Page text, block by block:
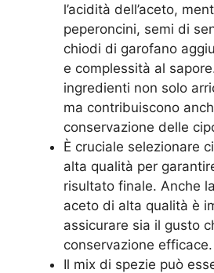
l’acidità dell’aceto,
peperoncini, semi di
chiodi di garofano
e complessità al
ingredienti non solo
ma contribuiscono
conservazione delle
È cruciale selezionare
alta qualità per
risultato finale. Anche
aceto di alta qualità è
assicurare sia il gusto
conservazione efficace.
Il mix di spezie può